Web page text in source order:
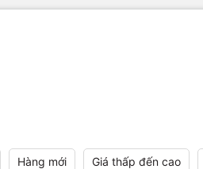
Hàng mới Giá thấp đến cao